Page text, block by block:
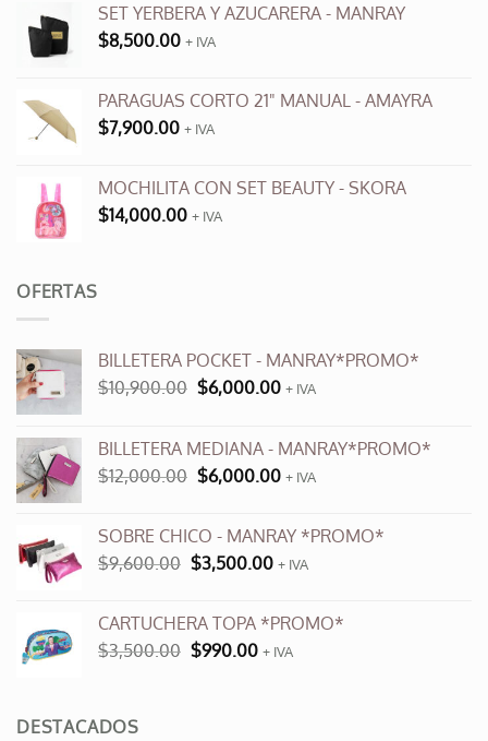
la
SET YERBERA Y AZUCARERA - MANRAY
$8,500.00 + IVA
PARAGUAS CORTO 21" MANUAL - AMAYRA
$7,900.00 + IVA
MOCHILITA CON SET BEAUTY - SKORA
$14,000.00 + IVA
OFERTAS
BILLETERA POCKET - MANRAY*PROMO*
$10,900.00 El
era:
$10,900.00.
$6,000.00El
es:
$6,000.00.
+ IVA
BILLETERA MEDIANA - MANRAY*PROMO*
$12,000.00 El
era:
$12,000.00.
$6,000.00El
es:
$6,000.00.
+ IVA
SOBRE CHICO - MANRAY *PROMO*
$9,600.00 El
era:
$9,600.00.
$3,500.00El
es:
$3,500.00.
+ IVA
CARTUCHERA TOPA *PROMO*
$3,500.00 El
$990.00El+ IVA
DESTACADOS